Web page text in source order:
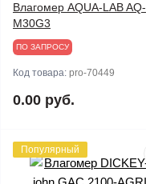
Влагомер AQUA-LAB AQ-
M30G3
ПО ЗАПРОСУ
Код товара: pro-70449
0.00 руб.
Популярный